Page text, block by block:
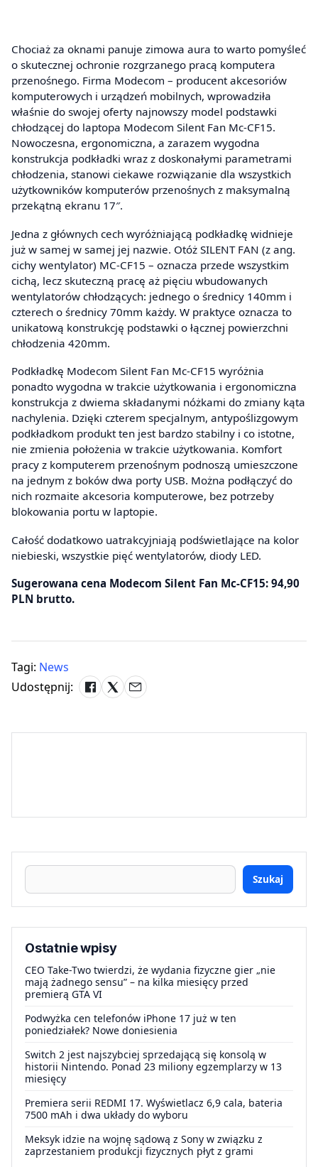
Chociaż za oknami panuje zimowa aura to warto pomyśleć
o skutecznej ochronie rozgrzanego pracą komputera
przenośnego. Firma Modecom – producent akcesoriów
komputerowych i urządzeń mobilnych, wprowadziła
właśnie do swojej oferty najnowszy model podstawki
chłodzącej do laptopa Modecom Silent Fan Mc-CF15.
Nowoczesna, ergonomiczna, a zarazem wygodna
konstrukcja podkładki wraz z doskonałymi parametrami
chłodzenia, stanowi ciekawe rozwiązanie dla wszystkich
użytkowników komputerów przenośnych z maksymalną
przekątną ekranu 17″.
Jedna z głównych cech wyróżniającą podkładkę widnieje
już w samej w samej jej nazwie. Otóż SILENT FAN (z ang.
cichy wentylator) MC-CF15 – oznacza przede wszystkim
cichą, lecz skuteczną pracę aż pięciu wbudowanych
wentylatorów chłodzących: jednego o średnicy 140mm i
czterech o średnicy 70mm każdy. W praktyce oznacza to
unikatową konstrukcję podstawki o łącznej powierzchni
chłodzenia 420mm.
Podkładkę Modecom Silent Fan Mc-CF15 wyróżnia
ponadto wygodna w trakcie użytkowania i ergonomiczna
konstrukcja z dwiema składanymi nóżkami do zmiany kąta
nachylenia. Dzięki czterem specjalnym, antypoślizgowym
podkładkom produkt ten jest bardzo stabilny i co istotne,
nie zmienia położenia w trakcie użytkowania. Komfort
pracy z komputerem przenośnym podnoszą umieszczone
na jednym z boków dwa porty USB. Można podłączyć do
nich rozmaite akcesoria komputerowe, bez potrzeby
blokowania portu w laptopie.
Całość dodatkowo uatrakcyjniają podświetlające na kolor
niebieski, wszystkie pięć wentylatorów, diody LED.
Sugerowana cena Modecom Silent Fan Mc-CF15: 94,90
PLN brutto.
Tagi: News
Udostępnij:
Szukaj
Ostatnie wpisy
CEO Take-Two twierdzi, że wydania fizyczne gier „nie
mają żadnego sensu” – na kilka miesięcy przed
premierą GTA VI
Podwyżka cen telefonów iPhone 17 już w ten
poniedziałek? Nowe doniesienia
Switch 2 jest najszybciej sprzedającą się konsolą w
historii Nintendo. Ponad 23 miliony egzemplarzy w 13
miesięcy
Premiera serii REDMI 17. Wyświetlacz 6,9 cala, bateria
7500 mAh i dwa układy do wyboru
Meksyk idzie na wojnę sądową z Sony w związku z
zaprzestaniem produkcji fizycznych płyt z grami